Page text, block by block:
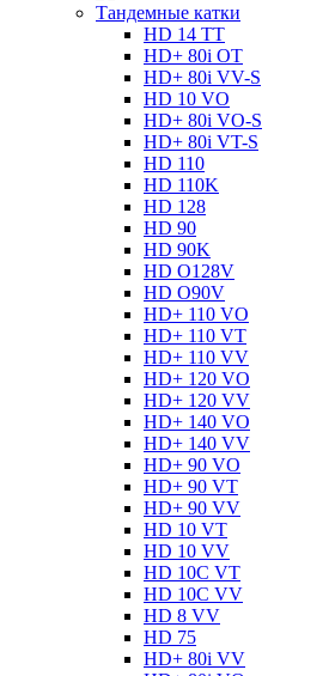
Тандемные катки
HD 14 TT
HD+ 80i OT
HD+ 80i VV-S
HD 10 VO
HD+ 80i VO-S
HD+ 80i VT-S
HD 110
HD 110K
HD 128
HD 90
HD 90K
HD O128V
HD O90V
HD+ 110 VO
HD+ 110 VT
HD+ 110 VV
HD+ 120 VO
HD+ 120 VV
HD+ 140 VO
HD+ 140 VV
HD+ 90 VO
HD+ 90 VT
HD+ 90 VV
HD 10 VT
HD 10 VV
HD 10C VT
HD 10C VV
HD 8 VV
HD 75
HD+ 80i VV